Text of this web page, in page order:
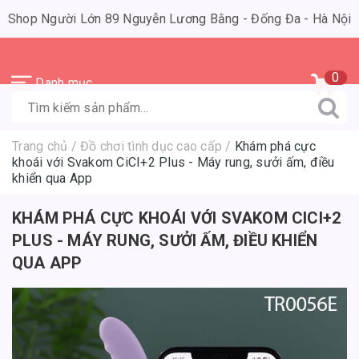
Shop Người Lớn 89 Nguyễn Lương Bằng - Đống Đa - Hà Nội
Danh mục 0
Trang chủ / Đồ chơi tình dục cao cấp / Khám phá cực
khoái với Svakom CiCI+2 Plus - Máy rung, sưởi ấm, điều
khiển qua App
KHÁM PHÁ CỰC KHOÁI VỚI SVAKOM CICI+2
PLUS - MÁY RUNG, SƯỞI ẤM, ĐIỀU KHIỂN
QUA APP